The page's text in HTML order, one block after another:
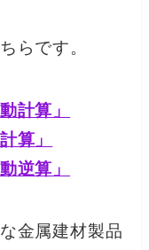
らです。
計算」
算」
逆算」
金属建材製品